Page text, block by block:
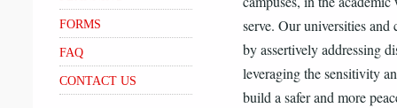
serve. Our universities
by assertively addressing
leveraging the sensitivity
build a safer and more
FORMS
FAQ
CONTACT US